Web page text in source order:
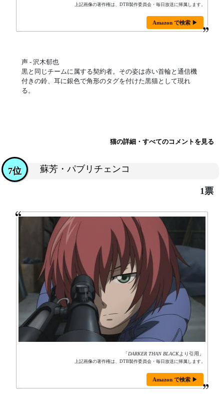
上記画像の著作権は、DTB製作委員会・毎日放送に帰属します。
Amazon で検索 ▶
声 - 沢木郁也
黒と同じチームに属する契約者。その姿は赤い首輪と通信機
付きの鈴、耳に銀色で角形のタグを付けた黒猫として現れ
る。
猫の詳細・すべてのコメントを見る
蘇芳・パブリチェンコ
7位
1票
「DARKER THAN BLACKより引用」
上記画像の著作権は、DTB製作委員会・毎日放送に帰属します。
Amazon で検索 ▶